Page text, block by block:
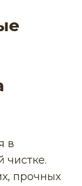
в
чистке.
прочных